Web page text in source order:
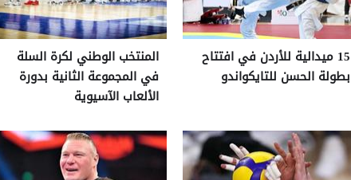
15 ميدالية للأردن في افتتاح
بطولة الحسن للتايكواندو
المنتخب الوطني لكرة السلة
في المجموعة الثانية بدورة
الألعاب الآسيوية